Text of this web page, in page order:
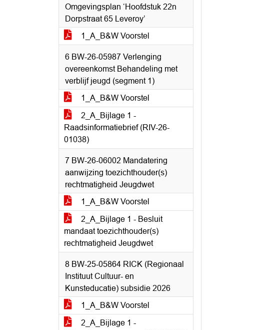
Omgevingsplan ‘Hoofdstuk 22n
Dorpstraat 65 Leveroy’
1_A_B&W Voorstel
6 BW-26-05987 Verlenging
overeenkomst Behandeling met
verblijf jeugd (segment 1)
1_A_B&W Voorstel
2_A_Bijlage 1 -
Raadsinformatiebrief (RIV-26-
01038)
7 BW-26-06002 Mandatering
aanwijzing toezichthouder(s)
rechtmatigheid Jeugdwet
1_A_B&W Voorstel
2_A_Bijlage 1 - Besluit
mandaat toezichthouder(s)
rechtmatigheid Jeugdwet
8 BW-25-05864 RICK (Regionaal
Instituut Cultuur- en
Kunsteducatie) subsidie 2026
1_A_B&W Voorstel
2_A_Bijlage 1 -